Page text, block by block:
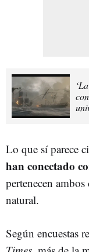
Lo que sí parece
han conectado
pertenecen
natural.
Según encuestas